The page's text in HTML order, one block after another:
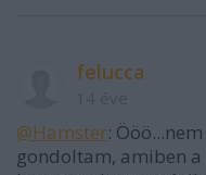
felucca
@Hamster:
gondoltam, amiben a